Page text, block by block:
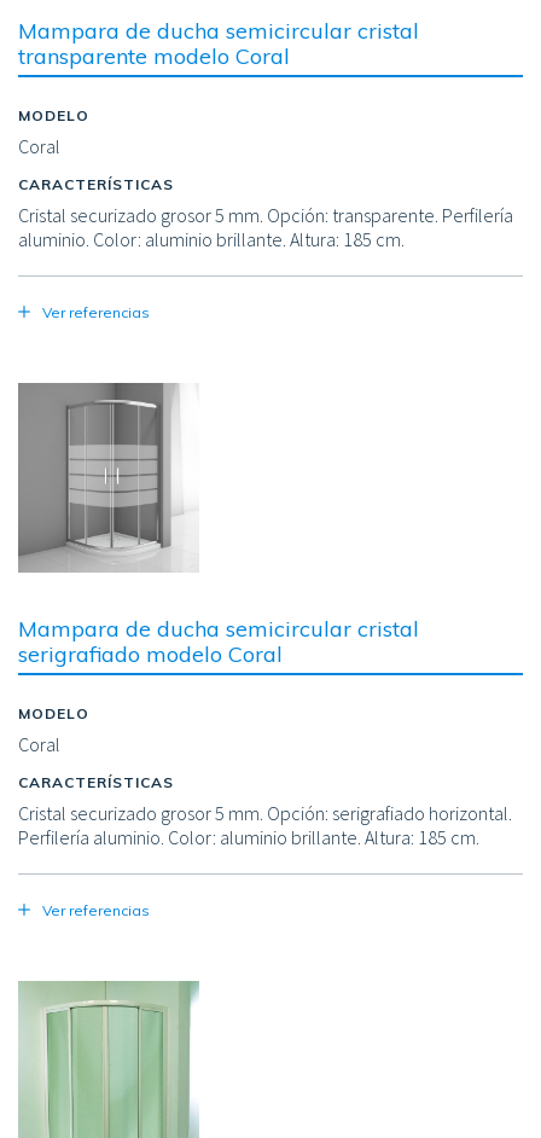
Mampara de ducha semicircular cristal
transparente modelo Coral
MODELO
Coral
CARACTERÍSTICAS
Cristal securizado grosor 5 mm. Opción: transparente. Perfilería
aluminio. Color: aluminio brillante. Altura: 185 cm.
Ver referencias
Mampara de ducha semicircular cristal
serigrafiado modelo Coral
MODELO
Coral
CARACTERÍSTICAS
Cristal securizado grosor 5 mm. Opción: serigrafiado horizontal.
Perfilería aluminio. Color: aluminio brillante. Altura: 185 cm.
Ver referencias